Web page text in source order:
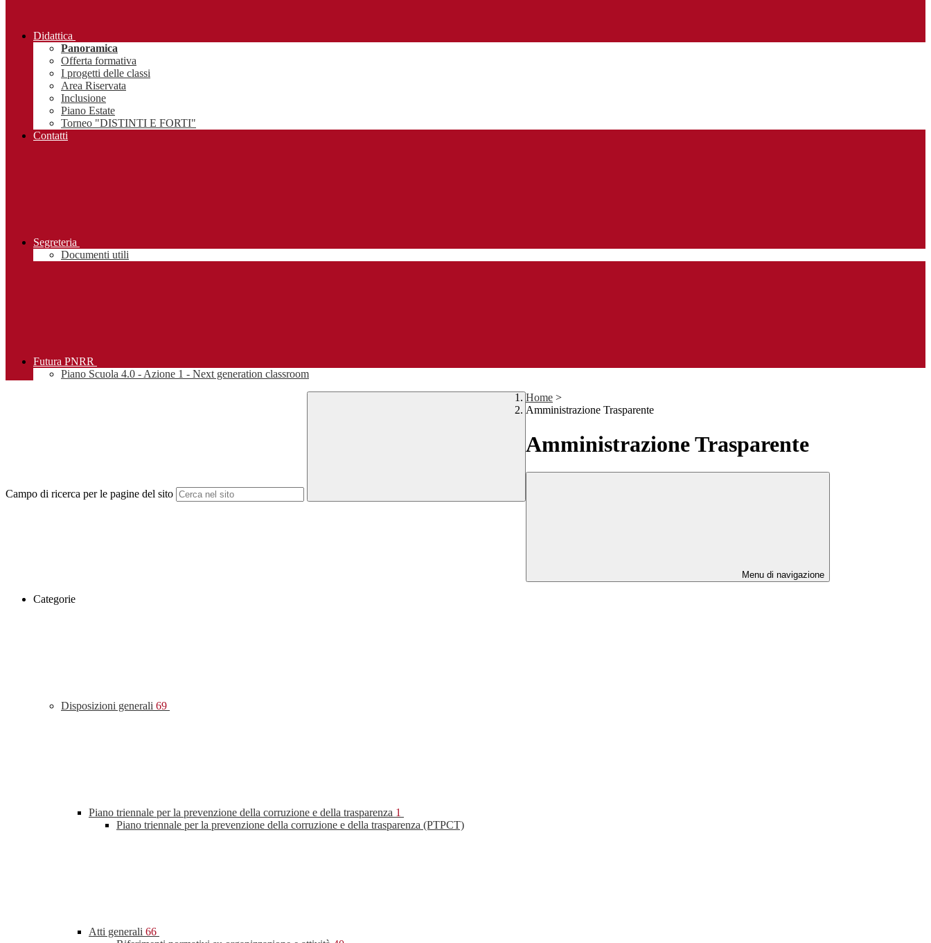
Didattica
Panoramica
Offerta formativa
I progetti delle classi
Area Riservata
Inclusione
Piano Estate
Torneo "DISTINTI E FORTI"
Contatti
Segreteria
Documenti utili
Futura PNRR
Piano Scuola 4.0 - Azione 1 - Next generation classroom
Campo di ricerca per le pagine del sito
Home >
Amministrazione Trasparente
Amministrazione Trasparente
Menu di navigazione
Categorie
Disposizioni generali 69
Piano triennale per la prevenzione della corruzione e della trasparenza 1
Piano triennale per la prevenzione della corruzione e della trasparenza (PTPCT)
Atti generali 66